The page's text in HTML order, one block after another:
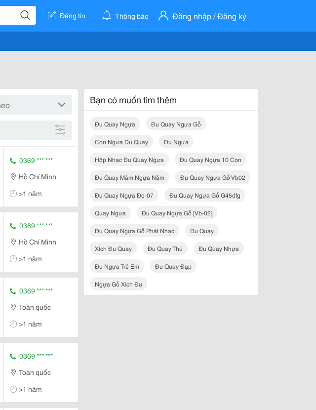
Đăng tin Thông báo Đăng nhập / Đăng ký
0369 *** ***
Hồ Chí Minh
>1 năm
0369 *** ***
Hồ Chí Minh
>1 năm
0369 *** ***
Toàn quốc
>1 năm
0369 *** ***
Toàn quốc
>1 năm
Bạn có muốn tìm thêm
Đu Quay Ngựa Đu Quay Ngựa Gỗ
Con Ngựa Đu Quay Đu Ngựa
Hộp Nhạc Đu Quay Ngựa Đu Quay Ngựa 10 Con
Đu Quay Mâm Ngựa Nằm Đu Quay Ngựa Gỗ Vb02
Đu Quay Ngựa Đq-07 Đu Quay Ngựa Gỗ G45dfg
Quay Ngựa Đu Quay Ngựa Gỗ [vb-02]
Đu Quay Ngựa Gỗ Phát Nhạc Đu Quay
Xích Đu Quay Đu Quay Thú Đu Quay Nhựa
Đu Ngựa Trẻ Em Đu Quay Đạp
Ngựa Gỗ Xích Đu